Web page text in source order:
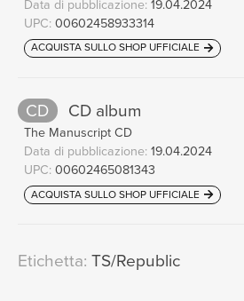
Data di pubblicazione: 19.04.2024
UPC: 00602458933314
ACQUISTA SULLO SHOP UFFICIALE
CD CD album
The Manuscript CD
Data di pubblicazione: 19.04.2024
UPC: 00602465081343
ACQUISTA SULLO SHOP UFFICIALE
Etichetta: TS/Republic